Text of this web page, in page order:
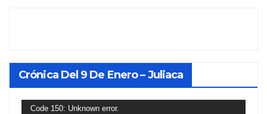
Crónica Del 9 De Enero – Juliaca
Reproductor
Code 150: Unknown error.